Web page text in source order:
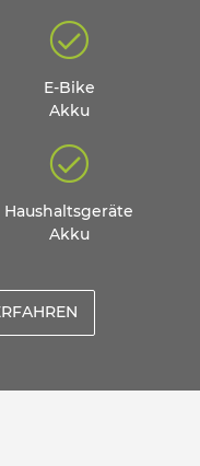
E-Bike
Akku
Haushaltsgeräte
Akku